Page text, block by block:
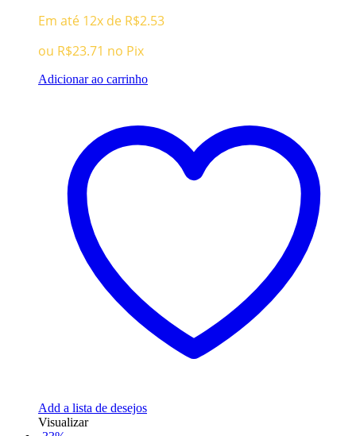
original
era:
R$99.96.
atual
é:
R$24.96.
Em até 12x de R$2.53
ou R$23.71 no Pix
Adicionar ao carrinho
Add a lista de desejos
Visualizar